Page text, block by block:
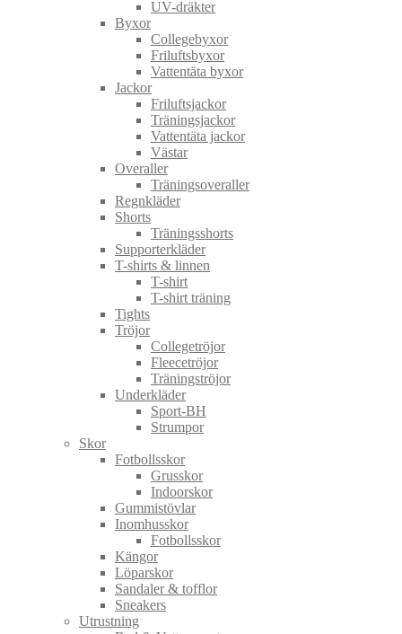
UV-dräkter
Byxor
Collegebyxor
Friluftsbyxor
Vattentäta byxor
Jackor
Friluftsjackor
Träningsjackor
Vattentäta jackor
Västar
Overaller
Träningsoveraller
Regnkläder
Shorts
Träningsshorts
Supporterkläder
T-shirts & linnen
T-shirt
T-shirt träning
Tights
Tröjor
Collegetröjor
Fleecetröjor
Träningströjor
Underkläder
Sport-BH
Strumpor
Skor
Fotbollsskor
Grusskor
Indoorskor
Gummistövlar
Inomhusskor
Fotbollsskor
Kängor
Löparskor
Sandaler & tofflor
Sneakers
Utrustning